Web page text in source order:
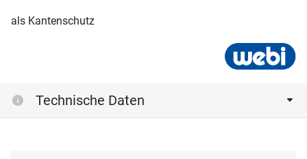
als Kantenschutz
Technische Daten